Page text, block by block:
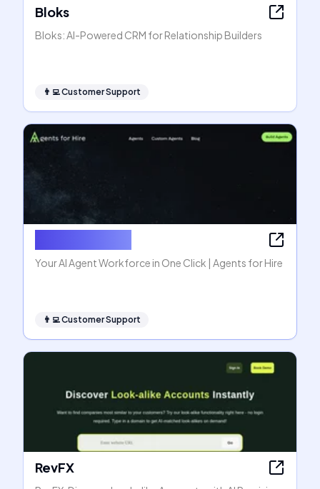
Bloks
Bloks: AI-Powered CRM for Relationship Builders
👨‍💻Customer Support
Your AI Agent Workforce in One Click | Agents for Hire
👨‍💻Customer Support
RevFX